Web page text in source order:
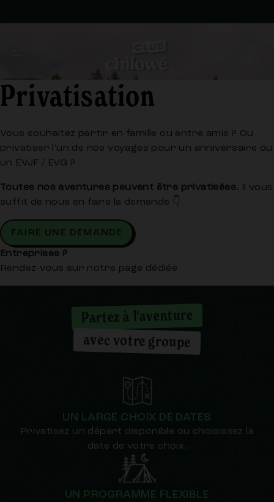
Privatisation
Vous souhaitez partir en famille ou entre amis ? Ou
privatiser l'un de nos voyages pour un anniversaire ou
un EVJF / EVG ?
Toutes nos aventures peuvent être privatisées. Il vous
suffit de nous en faire la demande 👇
FAIRE UNE DEMANDE
Entreprises ?
Rendez-vous sur notre page dédiée
Partez à l'aventure
avec votre groupe
UN LARGE CHOIX DE DATES
Privatisez un départ disponible ou choisissez la
date de votre choix.
UN PROGRAMME FLEXIBLE